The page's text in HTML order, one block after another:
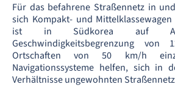
Für das befahrene Straßennetz in
sich Kompakt- und
ist in Südkorea auf
Geschwindigkeitsbegrenzung
Ortschaften von 50 km/h
Navigationssysteme helfen, sich in
Verhältnisse ungewohnten